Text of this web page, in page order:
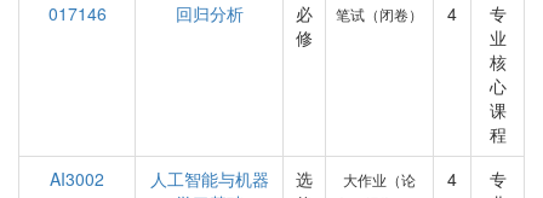
017146
回归分析
必
修
笔试（闭卷） 4
专
业
核
心
课
程
AI3002
人工智能与机器
选
大作业（论
4
专